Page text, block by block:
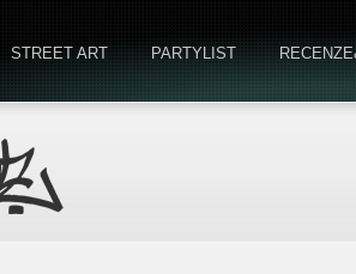
STREET ART PARTYLIST